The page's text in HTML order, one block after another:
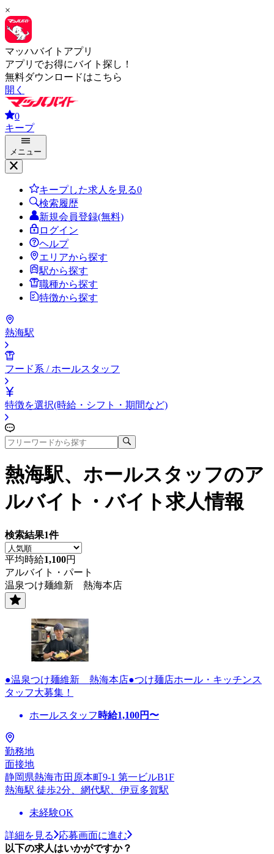
×
マッハバイトアプリ
アプリでお得にバイト探し！
無料ダウンロードはこちら
開く
0
キープ
メニュー
キープした求人を見る0
検索履歴
新規会員登録(無料)
ログイン
ヘルプ
エリアから探す
駅から探す
職種から探す
特徴から探す
熱海駅
フード系 / ホールスタッフ
特徴を選択(時給・シフト・期間など)
熱海駅、ホールスタッフのア
ルバイト・バイト求人情報
検索結果1件
平均時給1,100円
アルバイト・パート
温泉つけ麺維新 熱海本店
●温泉つけ麺維新 熱海本店●つけ麺店ホール・キッチンス
タッフ大募集！
ホールスタッフ 時給1,100円〜
勤務地
面接地
静岡県熱海市田原本町9-1 第一ビルB1F
熱海駅 徒歩2分、網代駅、伊豆多賀駅
未経験OK
詳細を見る
応募画面に進む
以下の求人はいかがですか？